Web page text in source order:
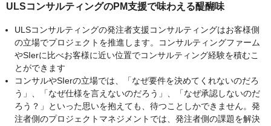
ULSコンサルティングのPM支援で味わえる醍醐味
ULSコンサルティングの発注者支援コンサルティングはお客様側
の立場でプロジェクトを推進します。コンサルティングファーム
やSIerに比べお客様に近い位置でコンサルティング経験を積むこ
とができます
コンサルやSIerの立場では、「なぜ要件を決めてくれないのだろ
う」、「なぜ仕様を言えないのだろう」、「なぜ承認しないのだ
ろう？」といった思いを抱えても、待つことしかできません。発
注者側のプロジェクトマネジメントでは、発注者側の課題を解決